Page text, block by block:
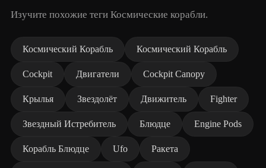
Изучите похожие теги Космические корабли.
Космический Корабль Космический Корабль
Cockpit Двигатели Cockpit Canopy
Крылья Звездолёт Движитель Fighter
Звездный Истребитель Блюдце Engine Pods
Корабль Блюдце Ufo Ракета